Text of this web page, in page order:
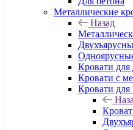
Металлические
Назад
Кровати для
Кровати с
Кровати для